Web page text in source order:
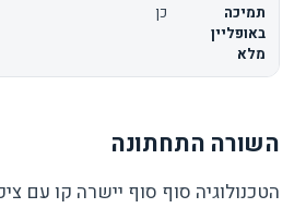
תמיכה
באופליין
מלא
כן
השורה התחתונה
הטכנולוגיה סוף סוף יישרה קו עם